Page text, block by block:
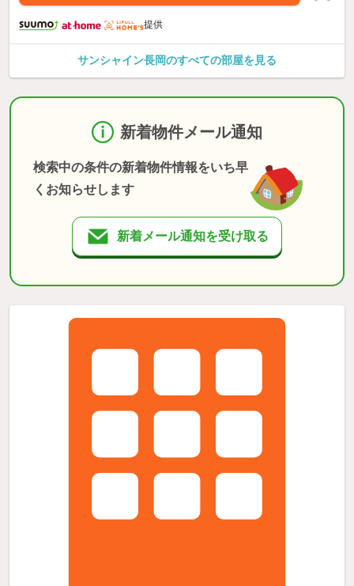
提供
サンシャイン長岡のすべての部屋を見る
新着物件メール通知
検索中の条件の新着物件情報をいち早
くお知らせします
新着メール通知を受け取る